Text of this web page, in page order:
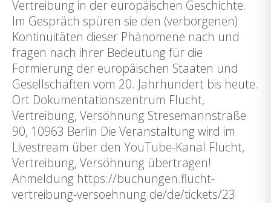
Vertreibung in der europäischen Geschichte.
Im Gespräch spüren sie den (verborgenen)
Kontinuitäten dieser Phänomene nach und
fragen nach ihrer Bedeutung für die
Formierung der europäischen Staaten und
Gesellschaften vom 20. Jahrhundert bis heute.
Ort Dokumentationszentrum Flucht,
Vertreibung, Versöhnung Stresemannstraße
90, 10963 Berlin Die Veranstaltung wird im
Livestream über den YouTube-Kanal Flucht,
Vertreibung, Versöhnung übertragen!
Anmeldung https://buchungen.flucht-
vertreibung-versoehnung.de/de/tickets/23